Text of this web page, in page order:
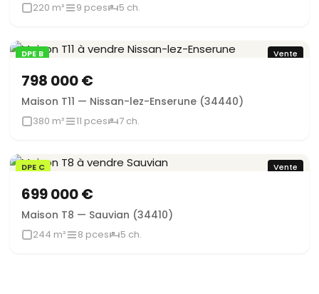
220 m² 9 pces 5 ch.
DPE B Vente
798 000 €
Maison T11 — Nissan-lez-Enserune (34440)
380 m² 11 pces 7 ch.
DPE C Vente
699 000 €
Maison T8 — Sauvian (34410)
244 m² 8 pces 5 ch.